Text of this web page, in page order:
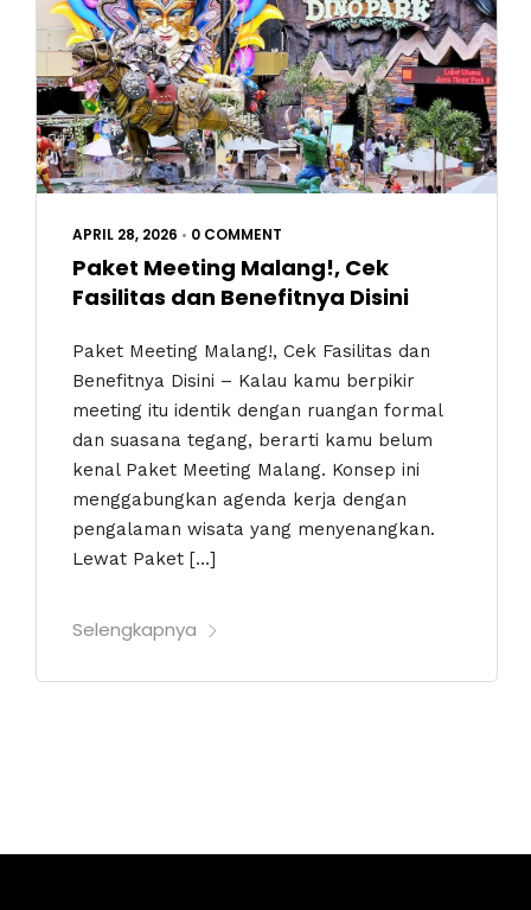
APRIL 28, 2026 • 0 COMMENT
Paket Meeting Malang!, Cek
Fasilitas dan Benefitnya Disini
Paket Meeting Malang!, Cek Fasilitas dan
Benefitnya Disini – Kalau kamu berpikir
meeting itu identik dengan ruangan formal
dan suasana tegang, berarti kamu belum
kenal Paket Meeting Malang. Konsep ini
menggabungkan agenda kerja dengan
pengalaman wisata yang menyenangkan.
Lewat Paket […]
Selengkapnya